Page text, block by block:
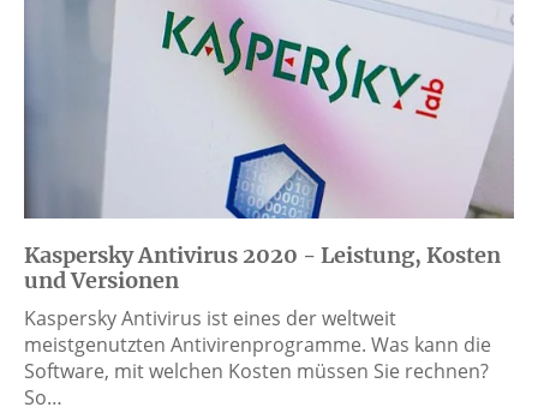
Kaspersky Antivirus 2020 - Leistung, Kosten
und Versionen
Kaspersky Antivirus ist eines der weltweit
meistgenutzten Antivirenprogramme. Was kann die
Software, mit welchen Kosten müssen Sie rechnen?
So…